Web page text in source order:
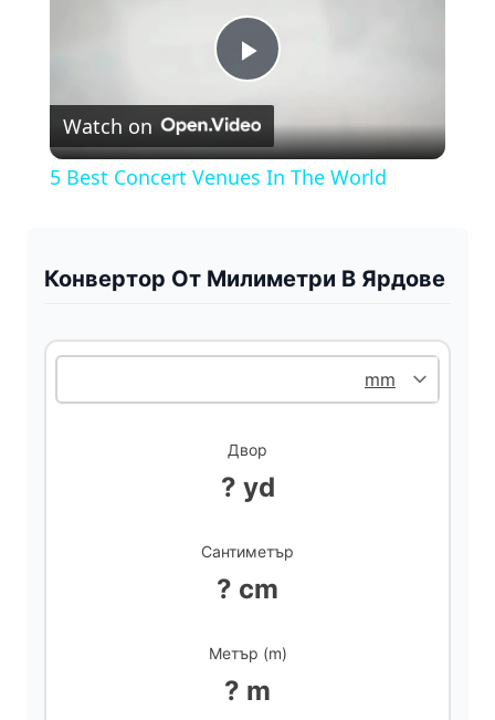
P
l
y
V
i
d
e
o
Watch on
5 Best Concert Venues In The World
Конвертор От Милиметри В Ярдове
Двор
? yd
Сантиметър
? cm
Метър (m)
? m